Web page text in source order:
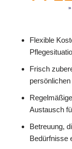
Flexible
Frisch
Austausch
Betreuung,
Bedürfnisse